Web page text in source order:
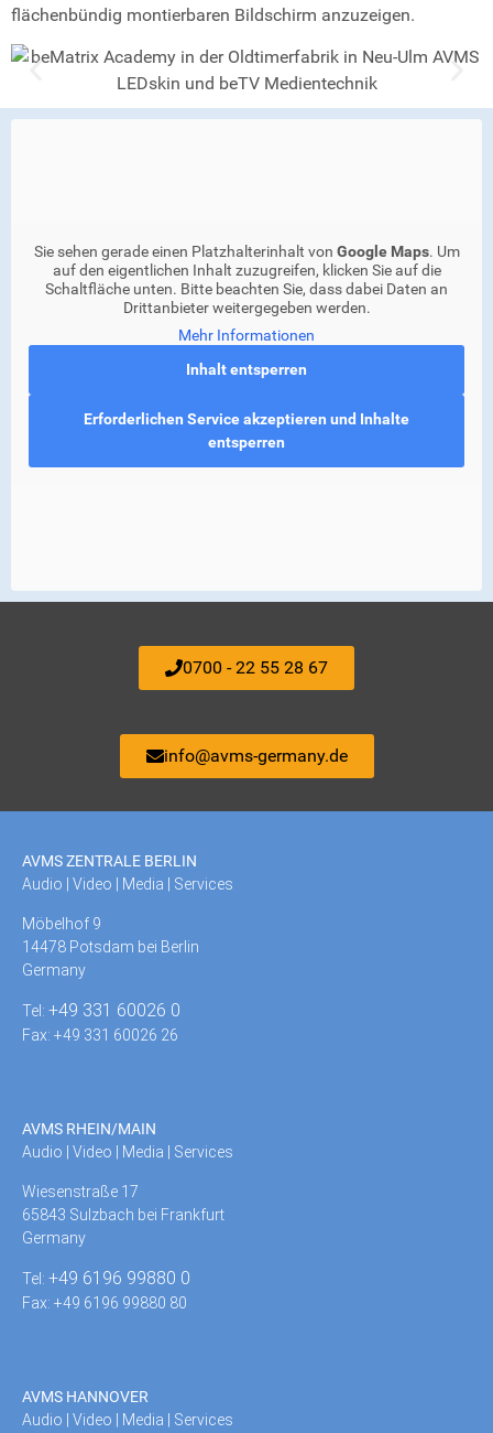
flächenbündig montierbaren Bildschirm anzuzeigen.
Sie sehen gerade einen Platzhalterinhalt von Google Maps. Um
auf den eigentlichen Inhalt zuzugreifen, klicken Sie auf die
Schaltfläche unten. Bitte beachten Sie, dass dabei Daten an
Drittanbieter weitergegeben werden.
Mehr Informationen
Inhalt entsperren
Erforderlichen Service akzeptieren und Inhalte
entsperren
0700 - 22 55 28 67
info@avms-germany.de
AVMS ZENTRALE BERLIN
Audio | Video | Media | Services
Möbelhof 9
14478 Potsdam bei Berlin
Germany
Tel: +49 331 60026 0
Fax: +49 331 60026 26
AVMS RHEIN/MAIN
Audio | Video | Media | Services
Wiesenstraße 17
65843 Sulzbach bei Frankfurt
Germany
Tel: +49 6196 99880 0
Fax: +49 6196 99880 80
AVMS HANNOVER
Audio | Video | Media | Services